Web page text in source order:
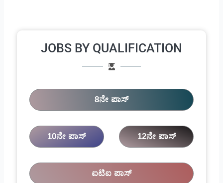
JOBS BY QUALIFICATION
8ನೇ ಪಾಸ್
10ನೇ ಪಾಸ್ 12ನೇ ಪಾಸ್
ಐಟಿಐ ಪಾಸ್